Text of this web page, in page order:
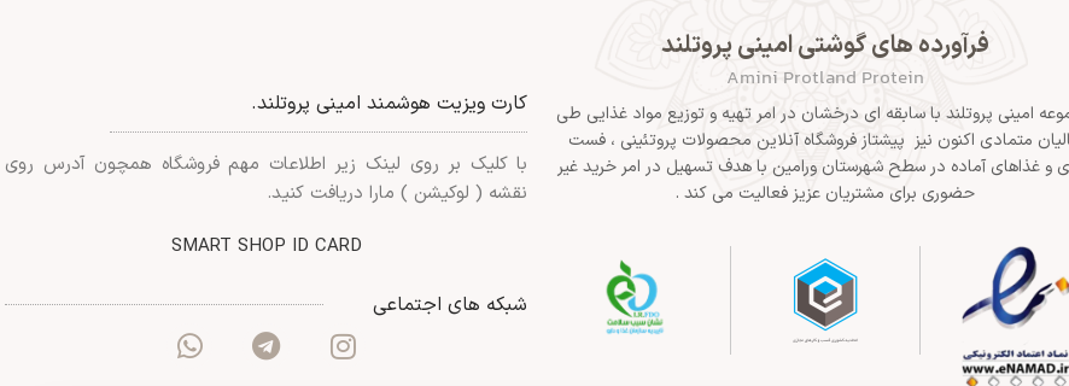
فرآورده های گوشتی امینی پروتلند
Amini Protland Protein
امینی پروتلند با سابقه ای درخشان در امر تهیه و توزیع مواد غذایی طی
متمادی اکنون نیز پیشتاز فروشگاه آنلاین محصولات پروتئینی ، فست
و غذاهای آماده در سطح شهرستان ورامین با هدف تسهیل در امر خرید غیر
حضوری برای مشتریان عزیز فعالیت می کند .
کارت ویزیت هوشمند امینی پروتلند.
با کلیک بر روی لینک زیر اطلاعات مهم فروشگاه همچون آدرس روی
نقشه ( لوکیشن ) مارا دریافت کنید.
SMART SHOP ID CARD
شبکه های اجتماعی